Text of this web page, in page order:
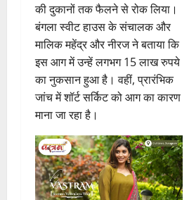
की दुकानों तक फैलने से रोक लिया।
बंगला स्वीट हाउस के संचालक और
मालिक महेंद्र और नीरज ने बताया कि
इस आग में उन्हें लगभग 15 लाख रुपये
का नुकसान हुआ है। वहीं, प्रारंभिक
जांच में शॉर्ट सर्किट को आग का कारण
माना जा रहा है।